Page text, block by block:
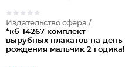
Издательство сфера /
*кб-14267 комплект
вырубных плакатов на день
рождения мальчик 2 годика!